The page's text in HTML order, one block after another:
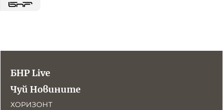
БНР Live
Чуй Новините
ХОРИЗОНТ